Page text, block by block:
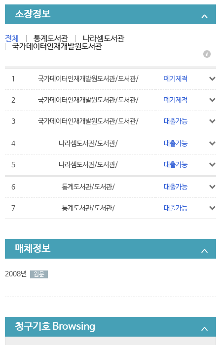
소장정보
전체 통계도서관
나라셈도서관
국가데이터인재개발원도서관
1 국가데이터인재개발원도서관/도서관/ 폐기제적
2 국가데이터인재개발원도서관/도서관/ 폐기제적
3 국가데이터인재개발원도서관/도서관/ 대출가능
4 나라셈도서관/도서관/ 대출가능
5 나라셈도서관/도서관/ 대출가능
6 통계도서관/도서관/ 대출가능
7 통계도서관/도서관/ 대출가능
매체정보
2008년 원문
청구기호 Browsing